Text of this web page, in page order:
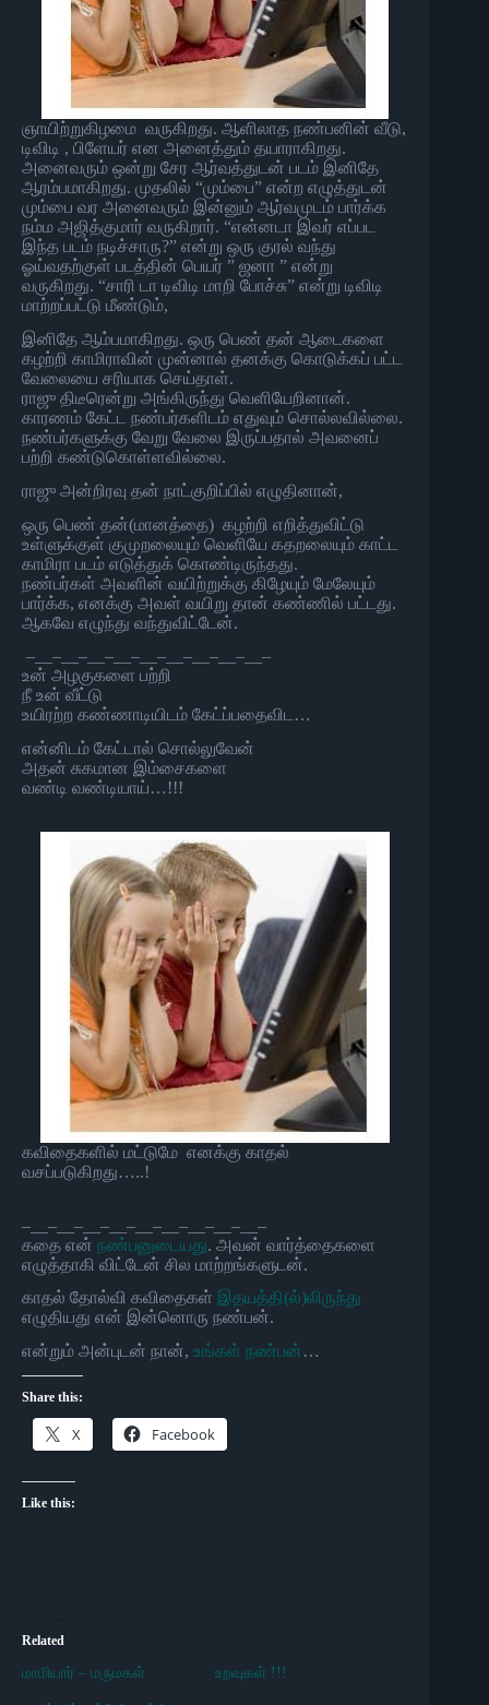
ஞாயிற்றுகிழமை வருகிறது. ஆளிலாத நண்பனின் வீடு,
டிவிடி , பிளேயர் என அனைத்தும் தயாராகிறது.
அனைவரும் ஒன்று சேர ஆர்வத்துடன் படம் இனிதே
ஆரம்பமாகிறது. முதலில் “மும்பை” என்ற எழுத்துடன்
மும்பை வர அனைவரும் இன்னும் ஆர்வமுடம் பார்க்க
நம்ம அஜித்குமார் வருகிறார். “என்னடா இவர் எப்பட
இந்த படம் நடிச்சாரு?” என்று ஒரு குரல் வந்து
ஓய்வதற்குள் படத்தின் பெயர் ” ஜனா ” என்று
வருகிறது. “சாரி டா டிவிடி மாறி போச்சு” என்று டிவிடி
மாற்றப்பட்டு மீண்டும்,
இனிதே ஆம்பமாகிறது. ஒரு பெண் தன் ஆடைகளை
கழற்றி காமிராவின் முன்னால் தனக்கு கொடுக்கப் பட்ட
வேலையை சரியாக செய்தாள்.
ராஜு திடீரென்று அங்கிருந்து வெளியேறினான்.
காரணம் கேட்ட நண்பர்களிடம் எதுவும் சொல்லவில்லை.
நண்பர்களுக்கு வேறு வேலை இருப்பதால் அவனைப்
பற்றி கண்டுகொள்ளவில்லை.
ராஜு அன்றிரவு தன் நாட்குறிப்பில் எழுதினான்,
ஒரு பெண் தன்(மானத்தை) கழற்றி எறித்துவிட்டு
உள்ளுக்குள் குமுறலையும் வெளியே கதறலையும் காட்ட
காமிரா படம் எடுத்துக் கொண்டிருந்தது.
நண்பர்கள் அவளின் வயிற்றுக்கு கிழேயும் மேலேயும்
பார்க்க, எனக்கு அவள் வயிறு தான் கண்ணில் பட்டது.
ஆகவே எழுந்து வந்துவிட்டேன்.
–__–__–__–__–__–__–__–__–__–
உன் அழகுகளை பற்றி
நீ உன் வீட்டு
உயிரற்ற கண்ணாடியிடம் கேட்ப்பதைவிட…
என்னிடம் கேட்டால் சொல்லுவேன்
அதன் சுகமான இம்சைகளை
வண்டி வண்டியாய்…!!!
கவிதைகளில் மட்டுமே எனக்கு காதல்
வசப்படுகிறது…..!
–__–__–__–__–__–__–__–__–__–
கதை என் நண்பனுடையது. அவன் வார்த்தைகளை
எழுத்தாகி விட்டேன் சில மாற்றங்களுடன்.
காதல் தோல்வி கவிதைகள் இதயத்தி(ல்)லிருந்து
எழுதியது என் இன்னொரு நண்பன்.
என்றும் அன்புடன் நான், உங்கள் நண்பன்…
Share this:
X Facebook
Like this:
Related
மாமியார் – மருமகள் உறவுகள் !!!